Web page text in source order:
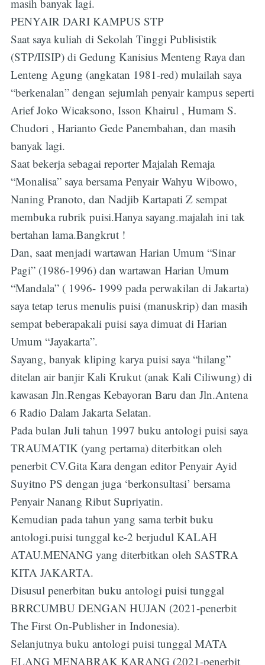
masih banyak lagi.
PENYAIR DARI KAMPUS STP
Saat saya kuliah di Sekolah Tinggi Publisistik
(STP/IISIP) di Gedung Kanisius Menteng Raya dan
Lenteng Agung (angkatan 1981-red) mulailah saya
“berkenalan” dengan sejumlah penyair kampus seperti
Arief Joko Wicaksono, Isson Khairul , Humam S.
Chudori , Harianto Gede Panembahan, dan masih
banyak lagi.
Saat bekerja sebagai reporter Majalah Remaja
“Monalisa” saya bersama Penyair Wahyu Wibowo,
Naning Pranoto, dan Nadjib Kartapati Z sempat
membuka rubrik puisi.Hanya sayang.majalah ini tak
bertahan lama.Bangkrut !
Dan, saat menjadi wartawan Harian Umum “Sinar
Pagi” (1986-1996) dan wartawan Harian Umum
“Mandala” ( 1996- 1999 pada perwakilan di Jakarta)
saya tetap terus menulis puisi (manuskrip) dan masih
sempat beberapakali puisi saya dimuat di Harian
Umum “Jayakarta”.
Sayang, banyak kliping karya puisi saya “hilang”
ditelan air banjir Kali Krukut (anak Kali Ciliwung) di
kawasan Jln.Rengas Kebayoran Baru dan Jln.Antena
6 Radio Dalam Jakarta Selatan.
Pada bulan Juli tahun 1997 buku antologi puisi saya
TRAUMATIK (yang pertama) diterbitkan oleh
penerbit CV.Gita Kara dengan editor Penyair Ayid
Suyitno PS dengan juga ‘berkonsultasi’ bersama
Penyair Nanang Ribut Supriyatin.
Kemudian pada tahun yang sama terbit buku
antologi.puisi tunggal ke-2 berjudul KALAH
ATAU.MENANG yang diterbitkan oleh SASTRA
KITA JAKARTA.
Disusul penerbitan buku antologi puisi tunggal
BRRCUMBU DENGAN HUJAN (2021-penerbit
The First On-Publisher in Indonesia).
Selanjutnya buku antologi puisi tunggal MATA
ELANG MENABRAK KARANG (2021-penerbit